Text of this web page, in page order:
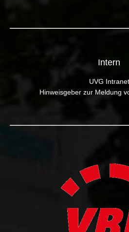
Intern
UVG Intranet
Hinweisgeber zur Meldung